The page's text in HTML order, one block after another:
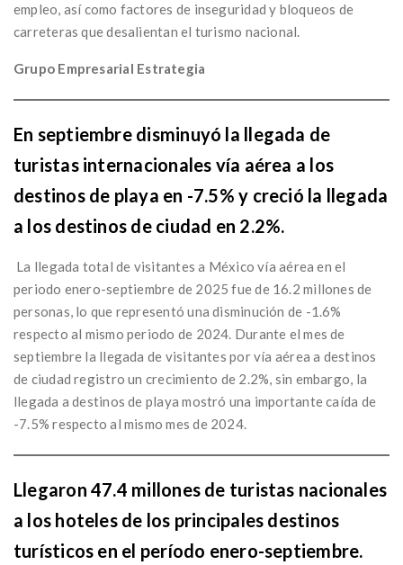
empleo, así como factores de inseguridad y bloqueos de
carreteras que desalientan el turismo nacional.
Grupo Empresarial Estrategia
En septiembre disminuyó la llegada de
turistas internacionales vía aérea a los
destinos de playa en -7.5% y creció la llegada
a los destinos de ciudad en 2.2%.
La llegada total de visitantes a México vía aérea en el
periodo enero-septiembre de 2025 fue de 16.2 millones de
personas, lo que representó una disminución de -1.6%
respecto al mismo periodo de 2024. Durante el mes de
septiembre la llegada de visitantes por vía aérea a destinos
de ciudad registro un crecimiento de 2.2%, sin embargo, la
llegada a destinos de playa mostró una importante caída de
-7.5% respecto al mismo mes de 2024.
Llegaron 47.4 millones de turistas nacionales
a los hoteles de los principales destinos
turísticos en el período enero-septiembre.